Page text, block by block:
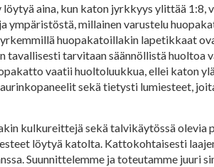
aina, kun katon jyrkkyys ylittää 1:8,
millainen varustelu
huopakatoillakin lapetikkaat
tarvitaan säännöllistä huoltoa
vaatii huoltoluukkua, ellei katon
sekä tietysti lumiesteet,
kulkureittejä sekä talvikäytössä olevia
löytyä katolta. Kattokohtaisesti
Suunnittelemme ja toteutamme juuri